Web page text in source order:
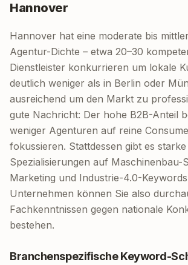
Hannover
Hannover hat eine moderate bis
Agentur-Dichte – etwa 20–30
Dienstleister konkurrieren um lokale
deutlich weniger als in Berlin oder
ausreichend um den Markt zu
gute Nachricht: Der hohe B2B-Anteil
weniger Agenturen auf reine
fokussieren. Stattdessen gibt es starke
Spezialisierungen auf Maschinenbau-
Marketing und Industrie-4.0-
Unternehmen können Sie also
Fachkenntnissen gegen nationale
bestehen.
Branchenspezifische Keyword-